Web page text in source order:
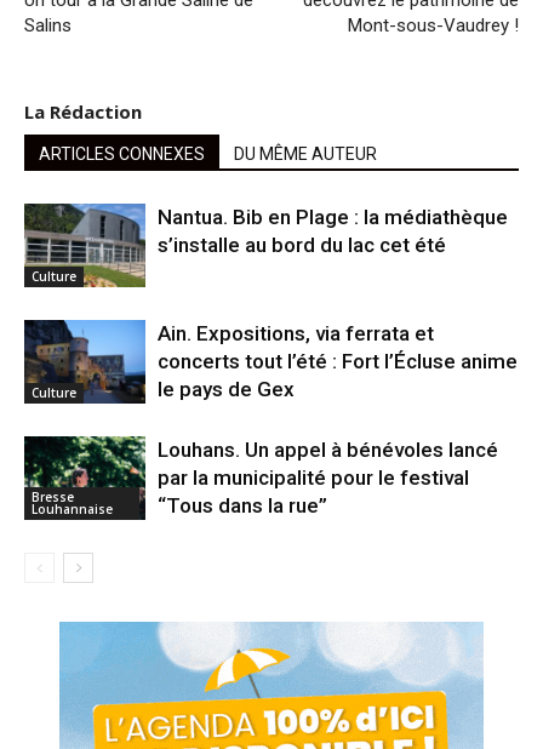
Salins
Mont-sous-Vaudrey !
La Rédaction
ARTICLES CONNEXES DU MÊME AUTEUR
Culture
Nantua. Bib en Plage : la médiathèque
s’installe au bord du lac cet été
Culture
Ain. Expositions, via ferrata et
concerts tout l’été : Fort l’Écluse anime
le pays de Gex
Bresse
Louhannaise
Louhans. Un appel à bénévoles lancé
par la municipalité pour le festival
“Tous dans la rue”